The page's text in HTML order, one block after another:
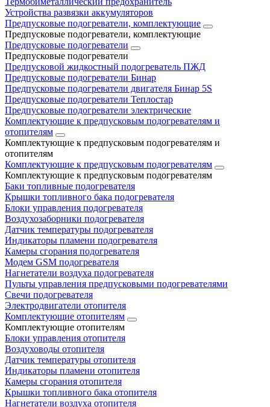
Устройства развязки аккумуляторов
Предпусковые подогреватели, комплектующие
Предпусковые подогреватели, комплектующие
Предпусковые подогреватели
Предпусковые подогреватели
Предпусковой жидкостный подогреватель ПЖД
Предпусковые подогреватели Бинар
Предпусковые подогреватели двигателя Бинар 5S
Предпусковые подогреватели Теплостар
Предпусковые подогреватели электрические
Комплектующие к предпусковым подогревателям и
отопителям
Комплектующие к предпусковым подогревателям и
отопителям
Комплектующие к предпусковым подогревателям
Комплектующие к предпусковым подогревателям
Баки топливные подогревателя
Крышки топливного бака подогревателя
Блоки управления подогревателя
Воздухозаборники подогревателя
Датчик температуры подогревателя
Индикаторы пламени подогревателя
Камеры сгорания подогревателя
Модем GSM подогревателя
Нагнетатели воздуха подогревателя
Пульты управления предпусковыми подогревателями
Свечи подогревателя
Электродвигатели отопителя
Комплектующие отопителям
Комплектующие отопителям
Блоки управления отопителя
Воздуховоды отопителя
Датчик температуры отопителя
Индикаторы пламени отопителя
Камеры сгорания отопителя
Крышки топливного бака отопителя
Нагнетатели воздуха отопителя